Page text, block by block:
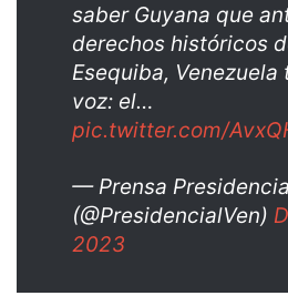
saber Guyana que
derechos históricos
Esequiba, Venezuela
voz: el…
pic.twitter.com/
— Prensa
(@PresidencialVen)
2023